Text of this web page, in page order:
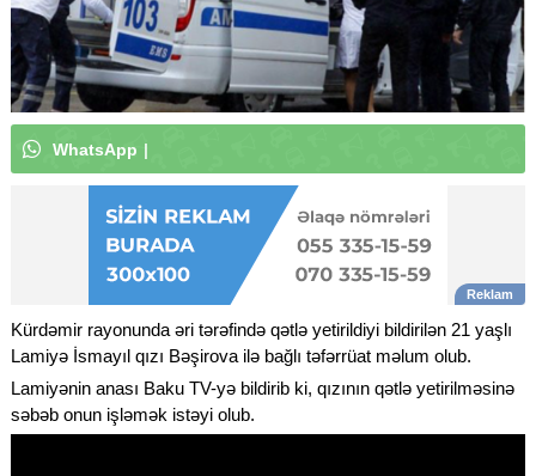
WhatsApp k
Kürdəmir rayonunda əri tərəfində qətlə yetirildiyi bildirilən 21 yaşlı
Lamiyə İsmayıl qızı Bəşirova ilə bağlı təfərrüat məlum olub.
Lamiyənin anası Baku TV-yə bildirib ki, qızının qətlə yetirilməsinə
səbəb onun işləmək istəyi olub.